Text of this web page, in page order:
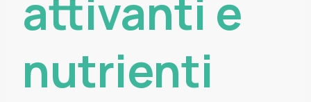
attivanti e
nutrienti